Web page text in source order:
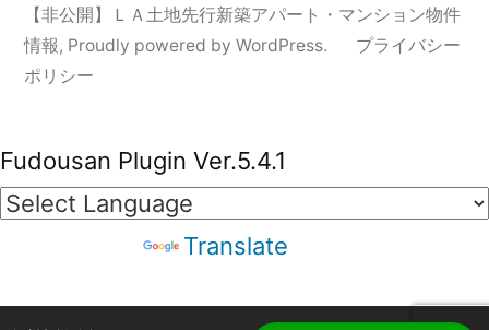
【非公開】ＬＡ土地先行新築アパート・マンション物件
情報 , Proudly powered by WordPress.
プライバシー
ポリシー
Fudousan Plugin Ver.5.4.1
Translate